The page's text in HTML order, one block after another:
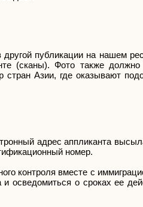
публикации на нашем
(сканы). Фото также
стран Азии, где оказывают
адрес аппликанта
номер.
контроля вместе с
и осведомиться о сроках ее